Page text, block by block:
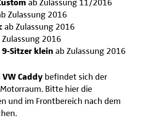
ab Zulassung 11/2016
Zulassung 2016
ab Zulassung 2016
Zulassung 2016
9-Sitzer klein ab Zulassung 2016
VW Caddy befindet sich der
Bitte hier die
und im Frontbereich nach dem